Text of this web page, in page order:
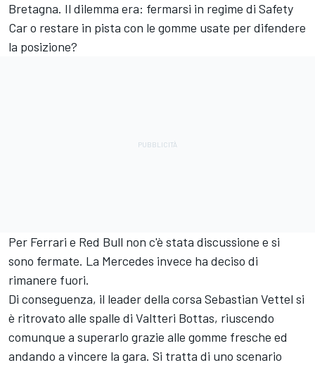
Bretagna. Il dilemma era: fermarsi in regime di Safety
Car o restare in pista con le gomme usate per difendere
la posizione?
Per Ferrari e Red Bull non c'è stata discussione e si
sono fermate. La Mercedes invece ha deciso di
rimanere fuori.
Di conseguenza, il leader della corsa Sebastian Vettel si
è ritrovato alle spalle di Valtteri Bottas, riuscendo
comunque a superarlo grazie alle gomme fresche ed
andando a vincere la gara. Si tratta di uno scenario